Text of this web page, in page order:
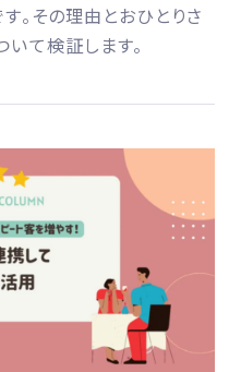
。その理由とおひとりさ
て検証します。